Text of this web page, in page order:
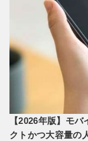
【2026年版】モ
クトかつ大容量の